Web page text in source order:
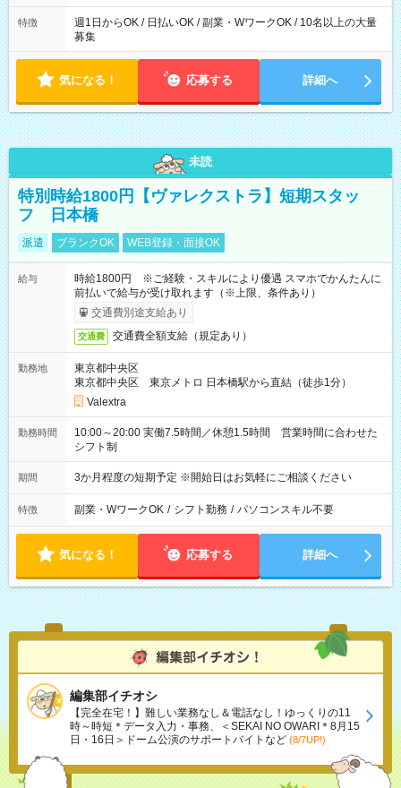
特徴
週1日からOK / 日払いOK / 副業・WワークOK / 10名以上の大量
募集
気になる！ 応募する 詳細へ
未読
特別時給1800円【ヴァレクストラ】短期スタッ
フ 日本橋
派遣 ブランクOK WEB登録・面接OK
給与
時給1800円 ※ご経験・スキルにより優遇 スマホでかんたんに
前払いで給与が受け取れます（※上限、条件あり）
交通費別途支給あり
交通費 交通費全額支給（規定あり）
勤務地
東京都中央区
東京都中央区 東京メトロ 日本橋駅から直結（徒歩1分）
Valextra
勤務時間
10:00～20:00 実働7.5時間／休憩1.5時間 営業時間に合わせた
シフト制
期間 3か月程度の短期予定 ※開始日はお気軽にご相談ください
特徴 副業・WワークOK / シフト勤務 / パソコンスキル不要
気になる！ 応募する 詳細へ
編集部イチオシ
【完全在宅！】難しい業務なし＆電話なし！ゆっくりの11
時～時短＊データ入力・事務、＜SEKAI NO OWARI＊8月15
日・16日＞ドーム公演のサポートバイトなど (8/7UP!)